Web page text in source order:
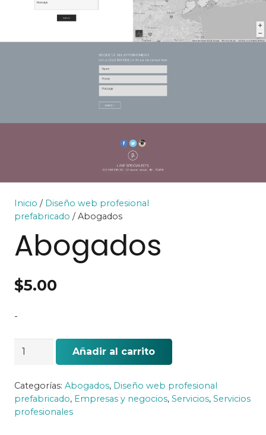
Inicio / Diseño web profesional
prefabricado / Abogados
Abogados
$5.00
-
Abogados
Añadir al carrito
Categorías: Abogados, Diseño web profesional
prefabricado, Empresas y negocios, Servicios, Servicios
profesionales